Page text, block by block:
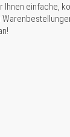
Ihnen einfache,